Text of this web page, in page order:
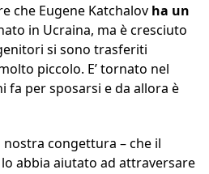
che Eugene Katchalov ha un
in Ucraina, ma è cresciuto
si sono trasferiti
piccolo. E’ tornato nel
fa per sposarsi e da allora è
nostra congettura – che il
abbia aiutato ad attraversare